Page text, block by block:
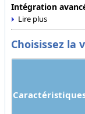
Intégration
Choisissez la